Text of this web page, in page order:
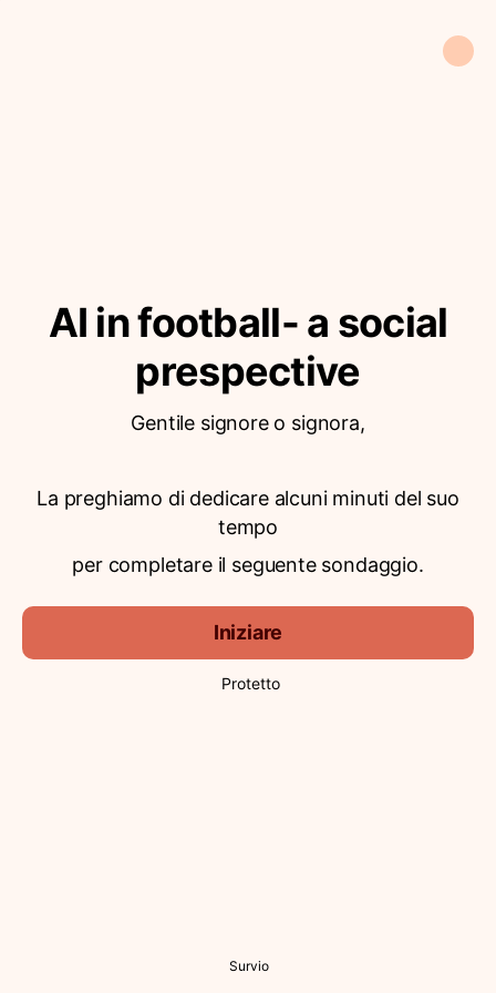
AI in football- a social
prespective
Gentile signore o signora,
La preghiamo di dedicare alcuni minuti del suo
tempo
per completare il seguente sondaggio.
Iniziare
Protetto
Survio